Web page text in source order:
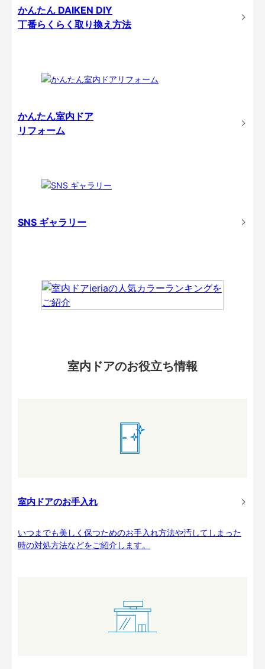
かんたん DAIKEN DIY
丁番らくらく取り換え方法
かんたん室内ドア
リフォーム
SNS ギャラリー
室内ドアのお役立ち情報
室内ドアのお手入れ
いつまでも美しく保つためのお手入れ方法や汚してしまった
時の対処方法などをご紹介します。